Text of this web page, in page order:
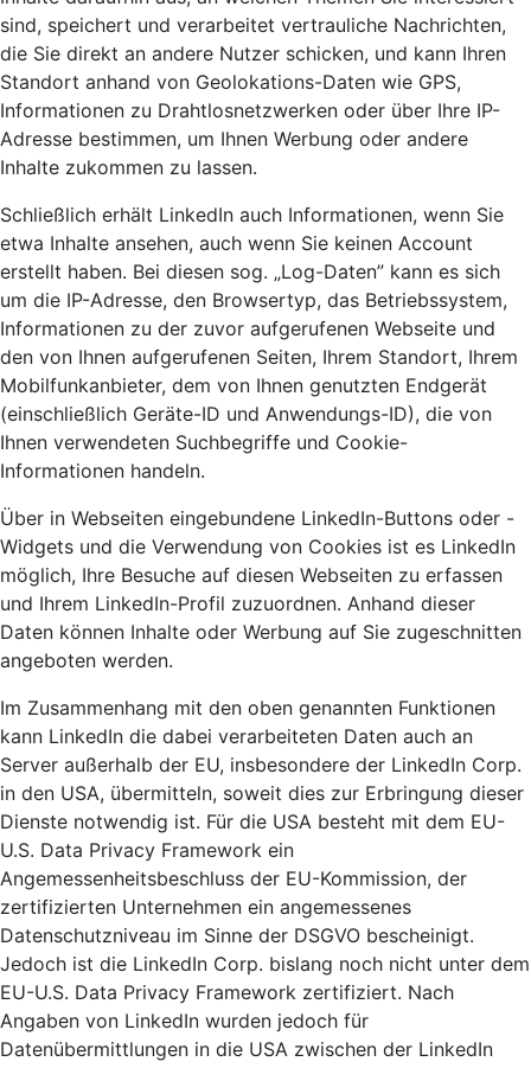
sind, speichert und verarbeitet vertrauliche Nachrichten,
die Sie direkt an andere Nutzer schicken, und kann Ihren
Standort anhand von Geolokations-Daten wie GPS,
Informationen zu Drahtlosnetzwerken oder über Ihre IP-
Adresse bestimmen, um Ihnen Werbung oder andere
Inhalte zukommen zu lassen.
Schließlich erhält LinkedIn auch Informationen, wenn Sie
etwa Inhalte ansehen, auch wenn Sie keinen Account
erstellt haben. Bei diesen sog. „Log-Daten” kann es sich
um die IP-Adresse, den Browsertyp, das Betriebssystem,
Informationen zu der zuvor aufgerufenen Webseite und
den von Ihnen aufgerufenen Seiten, Ihrem Standort, Ihrem
Mobilfunkanbieter, dem von Ihnen genutzten Endgerät
(einschließlich Geräte-ID und Anwendungs-ID), die von
Ihnen verwendeten Suchbegriffe und Cookie-
Informationen handeln.
Über in Webseiten eingebundene LinkedIn-Buttons oder -
Widgets und die Verwendung von Cookies ist es LinkedIn
möglich, Ihre Besuche auf diesen Webseiten zu erfassen
und Ihrem LinkedIn-Profil zuzuordnen. Anhand dieser
Daten können Inhalte oder Werbung auf Sie zugeschnitten
angeboten werden.
Im Zusammenhang mit den oben genannten Funktionen
kann LinkedIn die dabei verarbeiteten Daten auch an
Server außerhalb der EU, insbesondere der LinkedIn Corp.
in den USA, übermitteln, soweit dies zur Erbringung dieser
Dienste notwendig ist. Für die USA besteht mit dem EU-
U.S. Data Privacy Framework ein
Angemessenheitsbeschluss der EU-Kommission, der
zertifizierten Unternehmen ein angemessenes
Datenschutzniveau im Sinne der DSGVO bescheinigt.
Jedoch ist die LinkedIn Corp. bislang noch nicht unter dem
EU-U.S. Data Privacy Framework zertifiziert. Nach
Angaben von LinkedIn wurden jedoch für
Datenübermittlungen in die USA zwischen der LinkedIn